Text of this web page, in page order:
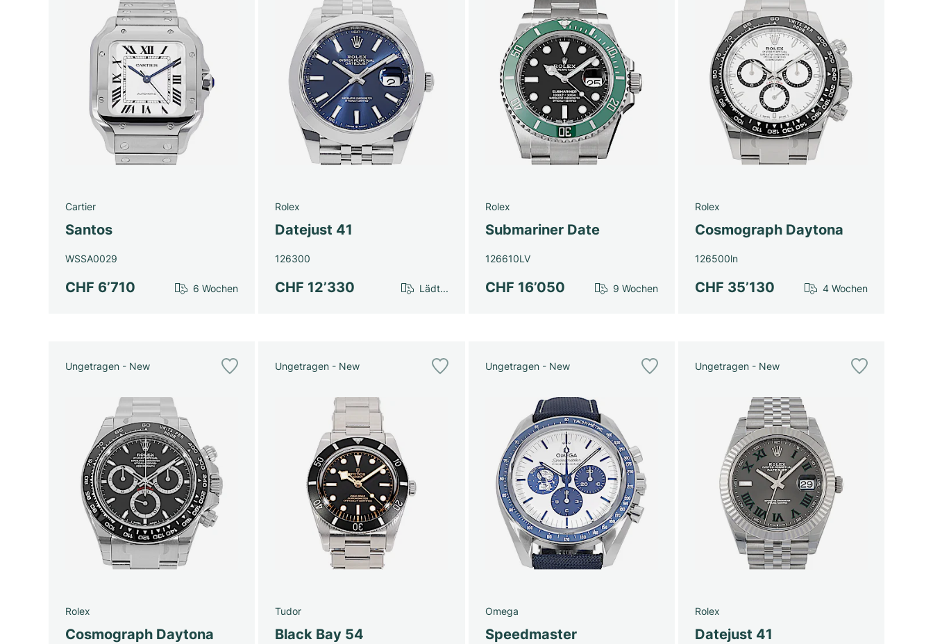
Cartier
Santos
WSSA0029
CHF 6’710 6 Wochen
Rolex
Datejust 41
126300
CHF 12’330 Lädt...
Rolex
Submariner Date
126610LV
CHF 16’050 9 Wochen
Rolex
Cosmograph Daytona
126500ln
CHF 35’130 4 Wochen
Ungetragen - New
Rolex
Cosmograph Daytona
Ungetragen - New
Tudor
Black Bay 54
Ungetragen - New
Omega
Speedmaster
Ungetragen - New
Rolex
Datejust 41